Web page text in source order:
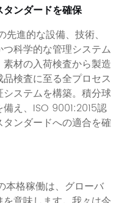
ンダードを確保
進的な設備、技術、
科学的な管理システム
材の入荷検査から製造
検査に至る全プロセス
ステムを構築。積分球
え、 ISO 9001:2015認
ンダードへの適合を確
格稼働は、グローバ